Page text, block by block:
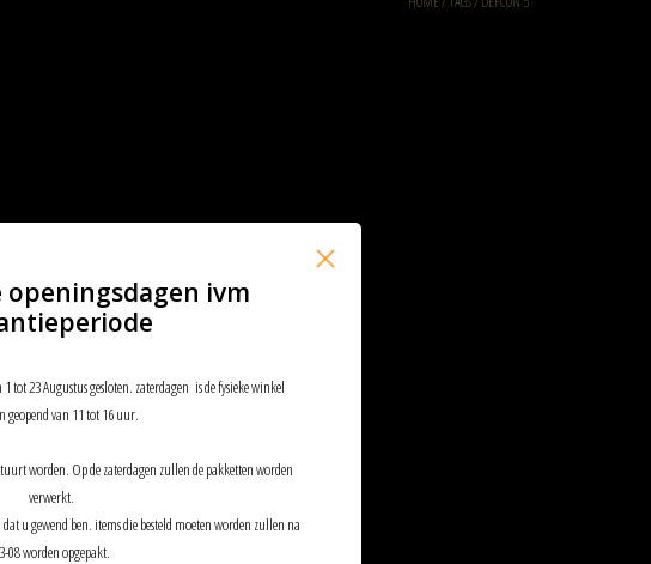
openingsdagen ivm
23 Augustus gesloten. zaterdagen is de fysieke winkel
geopend van 11 tot 16 uur.
worden. Op de zaterdagen zullen de pakketten worden
verwerkt.
u gewend ben. items die besteld moeten worden zullen na
08 worden opgepakt.